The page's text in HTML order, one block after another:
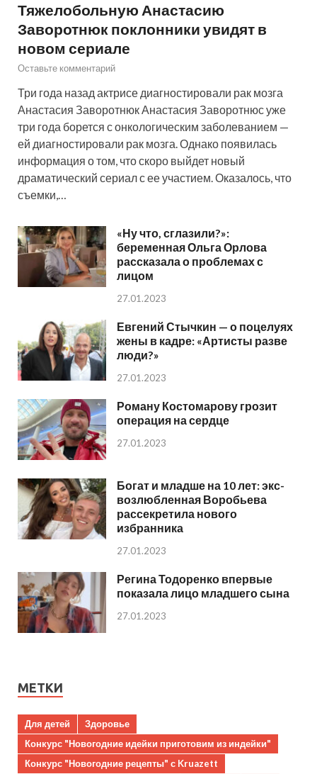
Тяжелобольную Анастасию
Заворотнюк поклонники увидят в
новом сериале
Оставьте комментарий
Три года назад актрисе диагностировали рак мозга
Анастасия Заворотнюк Анастасия Заворотнюс уже
три года борется с онкологическим заболеванием —
ей диагностировали рак мозга. Однако появилась
информация о том, что скоро выйдет новый
драматический сериал с ее участием. Оказалось, что
съемки,…
«Ну что, сглазили?»:
беременная Ольга Орлова
рассказала о проблемах с
лицом
27.01.2023
Евгений Стычкин — о поцелуях
жены в кадре: «Артисты разве
люди?»
27.01.2023
Роману Костомарову грозит
операция на сердце
27.01.2023
Богат и младше на 10 лет: экс-
возлюбленная Воробьева
рассекретила нового
избранника
27.01.2023
Регина Тодоренко впервые
показала лицо младшего сына
27.01.2023
МЕТКИ
Для детей
Здоровье
Конкурс "Новогодние идейки приготовим из индейки"
Конкурс "Новогодние рецепты" с Kruazett